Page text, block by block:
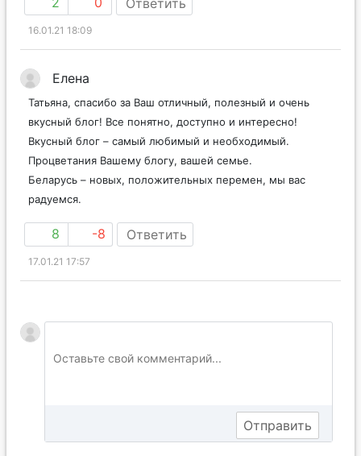
2 0 Ответить
16.01.21 18:09
Татьяна, спасибо за Ваш отличный, полезный и очень
вкусный блог! Все понятно, доступно и интересно!
Вкусный блог – самый любимый и необходимый.
Процветания Вашему блогу, вашей семье.
Беларусь – новых, положительных перемен, мы вас
8 -8 Ответить
17.01.21 17:57